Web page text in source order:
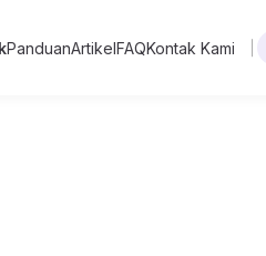
PanduanArtikelFAQKontak Kami